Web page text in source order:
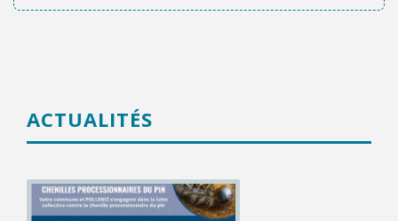
ACTUALITÉS